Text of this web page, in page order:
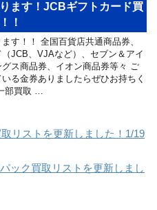
ます！JCBギフトカード買
！
す！！ 全国百貨店共通商品券、
JCB、VJAなど）、セブン＆アイ
ス商品券、イオン商品券等々 ご
る金券ありましたらぜひお持ちく
部買取 …
リストを更新しました！1/19
ック買取リストを更新しまし